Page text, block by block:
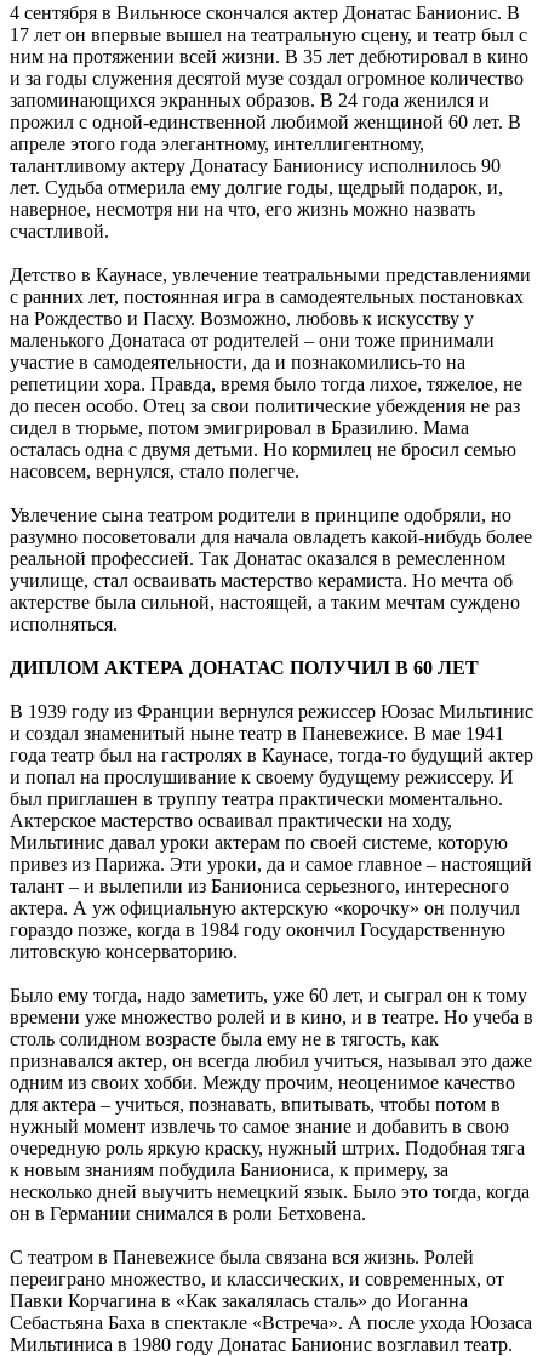
4 сентября в Вильнюсе скончался актер Донатас Банионис. В
17 лет он впервые вышел на театральную сцену, и театр был с
ним на протяжении всей жизни. В 35 лет дебютировал в кино
и за годы служения десятой музе создал огромное количество
запоминающихся экранных образов. В 24 года женился и
прожил с одной-единственной любимой женщиной 60 лет. В
апреле этого года элегантному, интеллигентному,
талантливому актеру Донатасу Банионису исполнилось 90
лет. Судьба отмерила ему долгие годы, щедрый подарок, и,
наверное, несмотря ни на что, его жизнь можно назвать
счастливой.
Детство в Каунасе, увлечение театральными представлениями
с ранних лет, постоянная игра в самодеятельных постановках
на Рождество и Пасху. Возможно, любовь к искусству у
маленького Донатаса от родителей – они тоже принимали
участие в самодеятельности, да и познакомились-то на
репетиции хора. Правда, время было тогда лихое, тяжелое, не
до песен особо. Отец за свои политические убеждения не раз
сидел в тюрьме, потом эмигрировал в Бразилию. Мама
осталась одна с двумя детьми. Но кормилец не бросил семью
насовсем, вернулся, стало полегче.
Увлечение сына театром родители в принципе одобряли, но
разумно посоветовали для начала овладеть какой-нибудь более
реальной профессией. Так Донатас оказался в ремесленном
училище, стал осваивать мастерство керамиста. Но мечта об
актерстве была сильной, настоящей, а таким мечтам суждено
исполняться.
ДИПЛОМ АКТЕРА ДОНАТАС ПОЛУЧИЛ В 60 ЛЕТ
В 1939 году из Франции вернулся режиссер Юозас Мильтинис
и создал знаменитый ныне театр в Паневежисе. В мае 1941
года театр был на гастролях в Каунасе, тогда-то будущий актер
и попал на прослушивание к своему будущему режиссеру. И
был приглашен в труппу театра практически моментально.
Актерское мастерство осваивал практически на ходу,
Мильтинис давал уроки актерам по своей системе, которую
привез из Парижа. Эти уроки, да и самое главное – настоящий
талант – и вылепили из Баниониса серьезного, интересного
актера. А уж официальную актерскую «корочку» он получил
гораздо позже, когда в 1984 году окончил Государственную
литовскую консерваторию.
Было ему тогда, надо заметить, уже 60 лет, и сыграл он к тому
времени уже множество ролей и в кино, и в театре. Но учеба в
столь солидном возрасте была ему не в тягость, как
признавался актер, он всегда любил учиться, называл это даже
одним из своих хобби. Между прочим, неоценимое качество
для актера – учиться, познавать, впитывать, чтобы потом в
нужный момент извлечь то самое знание и добавить в свою
очередную роль яркую краску, нужный штрих. Подобная тяга
к новым знаниям побудила Баниониса, к примеру, за
несколько дней выучить немецкий язык. Было это тогда, когда
он в Германии снимался в роли Бетховена.
С театром в Паневежисе была связана вся жизнь. Ролей
переиграно множество, и классических, и современных, от
Павки Корчагина в «Как закалялась сталь» до Иоганна
Себастьяна Баха в спектакле «Встреча». А после ухода Юозаса
Мильтиниса в 1980 году Донатас Банионис возглавил театр.